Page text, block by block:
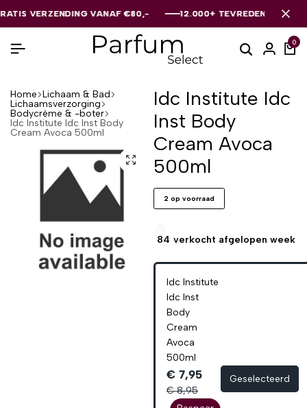
VERZENDING VANAF €80,- 12.000+ TEVREDEN KLANTEN
VERZENDING VANAF €80,- 12.000+ TEVREDEN KLANTEN
VERZENDING VANAF €80,- 12.000+ TEVREDEN KLANTEN
0
Home Lichaam & Bad
Lichaamsverzorging
Bodycrème & -boter
Idc Institute Idc Inst Body
Cream Avoca 500ml
Idc Institute Idc
Inst Body
Cream Avoca
500ml
2 op voorraad
84 verkocht afgelopen week
Idc Institute
Idc Inst
Body
Cream
Avoca
500ml
€ 7,95
€ 8,95
Geselecteerd